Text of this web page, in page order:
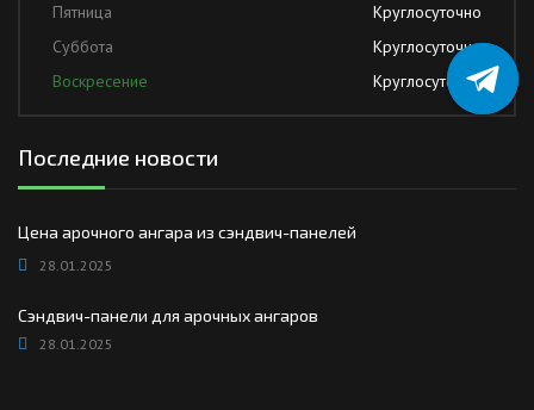
Пятница
Круглосуточно
Суббота
Круглосуточно
Воскресение
Круглосуточно
Последние новости
Цена арочного ангара из сэндвич-панелей
28.01.2025
Сэндвич-панели для арочных ангаров
28.01.2025